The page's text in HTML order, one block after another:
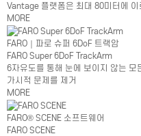
Vantage 플랫폼은 최대 80미터에
MORE
FARO｜파로 슈퍼 6DoF 트랙암
FARO Super 6DoF TrackArm
6자유도를 통해 눈에 보이지 않는
가시적 문제를 제거
MORE
FARO® SCENE 소프트웨어
FARO SCENE